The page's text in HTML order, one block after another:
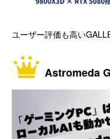
ユーザー評価も高い
Astromeda